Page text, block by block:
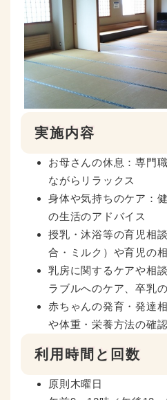
実施内容
お母さんの休息：専門
ながらリラックス
身体や気持ちのケア：
の生活のアドバイス
授乳・沐浴等の育児相
合・ミルク）や育児の
乳房に関するケアや相
ラブルへのケア、卒乳
赤ちゃんの発育・発達
や体重・栄養方法の確認
利用時間と回数
原則木曜日